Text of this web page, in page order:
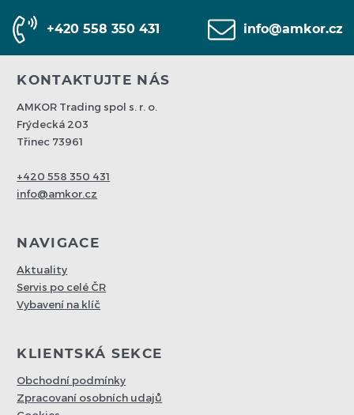
+420 558 350 431 info@amkor.cz
KONTAKTUJTE NÁS
AMKOR Trading spol s. r. o.
Frýdecká 203
Třinec 73961
+420 558 350 431
info@amkor.cz
NAVIGACE
Aktuality
Servis po celé ČR
Vybavení na klíč
KLIENTSKÁ SEKCE
Obchodní podmínky
Zpracovaní osobních udajů